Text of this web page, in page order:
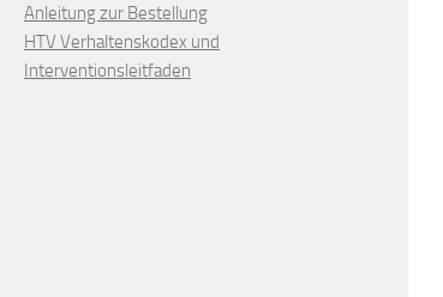
Anleitung zur Bestellung
HTV Verhaltenskodex und
Interventionsleitfaden